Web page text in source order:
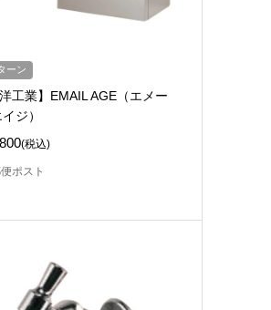
ーン
洋工業】EMAIL AGE（エメー
ジ）
(税込)
ポスト